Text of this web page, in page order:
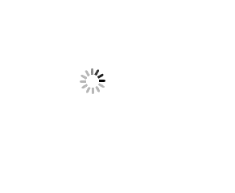
Декрет про відзначення
Великодня і всіх рухомих